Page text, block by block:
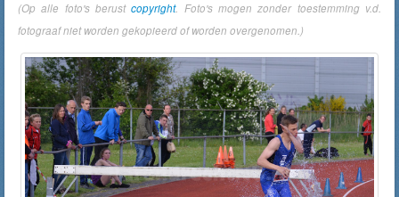
(Op alle foto's berustcopyright. Foto's mogen zonder toestemming v.d.
fotograaf niet worden gekopieerd of worden overgenomen.)